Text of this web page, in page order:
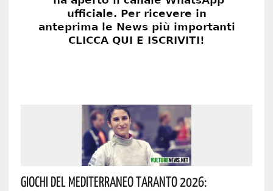
Giochi Del Mediterraneo Taranto 2026: